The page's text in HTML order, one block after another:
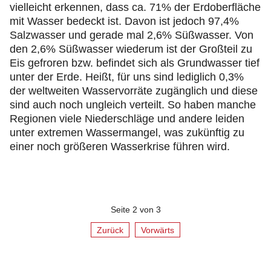
vielleicht erkennen, dass ca. 71% der Erdoberfläche
mit Wasser bedeckt ist. Davon ist jedoch 97,4%
Salzwasser und gerade mal 2,6% Süßwasser. Von
den 2,6% Süßwasser wiederum ist der Großteil zu
Eis gefroren bzw. befindet sich als Grundwasser tief
unter der Erde. Heißt, für uns sind lediglich 0,3%
der weltweiten Wasservorräte zugänglich und diese
sind auch noch ungleich verteilt. So haben manche
Regionen viele Niederschläge und andere leiden
unter extremen Wassermangel, was zukünftig zu
einer noch größeren Wasserkrise führen wird.
Seite 2 von 3
Zurück Vorwärts